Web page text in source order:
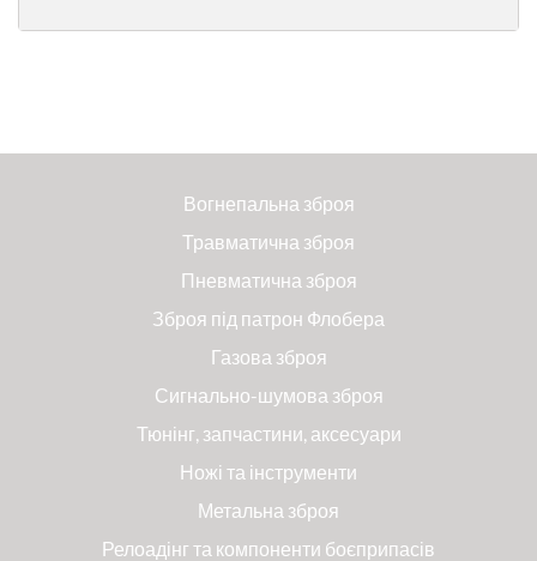
Вогнепальна зброя
Травматична зброя
Пневматична зброя
Зброя під патрон Флобера
Газова зброя
Сигнально-шумова зброя
Тюнінг, запчастини, аксесуари
Ножі та інструменти
Метальна зброя
Релоадінг та компоненти боєприпасів